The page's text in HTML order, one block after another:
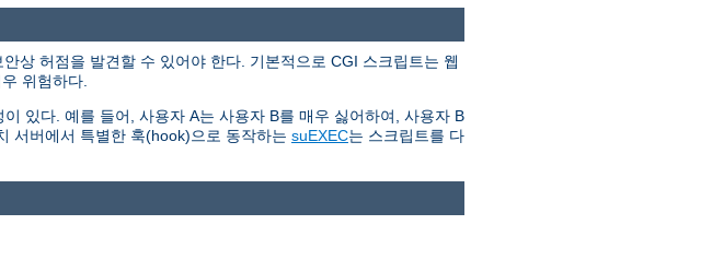
상 허점을 발견할 수 있어야 한다. 기본적으로 CGI 스크립트는 웹
위험하다.
있다. 예를 들어, 사용자 A는 사용자 B를 매우 싫어하여, 사용자 B
서버에서 특별한 훅(hook)으로 동작하는 suEXEC는 스크립트를 다